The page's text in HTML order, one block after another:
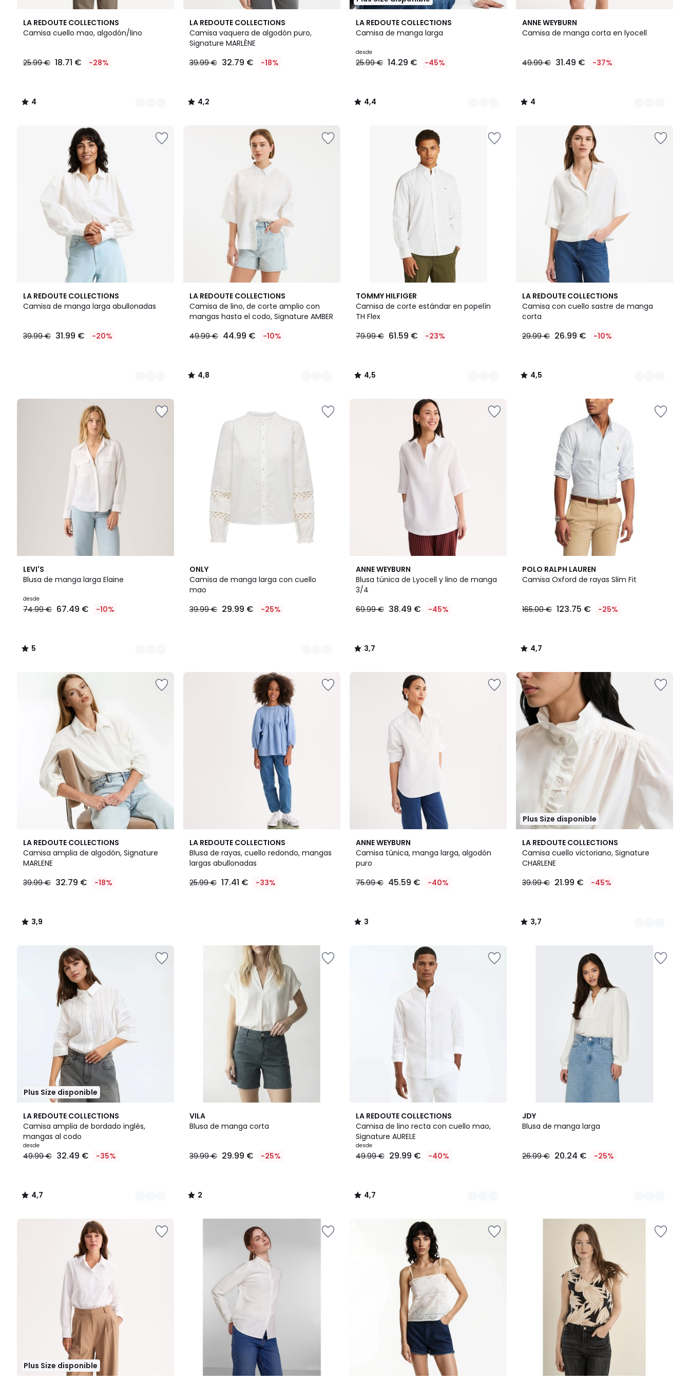
LA REDOUTE COLLECTIONS
Camisa cuello mao, algodón/lino
€
25.99
25.99 € 18.71 € -28%
4
/
2
Colores
4
/
LA REDOUTE COLLECTIONS
Camisa vaquera de algodón puro,
Signature MARLÈNE
39.99 € 32.79 € -18%
4,2
/ 5
4,2
/
LA REDOUTE COLLECTIONS
Camisa de manga larga
desde
25.99 € 14.29 € -45%
4,4
/ 5
3
Colores
4,4
/
ANNE WEYBURN
Camisa de manga corta en lyocell
49.99 € 31.49 € -37%
4
/
2
Colores
4
/
LA REDOUTE COLLECTIONS
Camisa de manga larga abullonadas
39.99 € 31.99 € -20%
2
Colores
LA REDOUTE COLLECTIONS
Camisa de lino, de corte amplio con
mangas hasta el codo, Signature AMBER
49.99 € 44.99 € -10%
4,8
/ 5
3
Colores
4,8
/
TOMMY HILFIGER
Camisa de corte estándar en popelín
TH Flex
79.99 € 61.59 € -23%
4,5
/ 5
3
Colores
4,5
/
LA REDOUTE COLLECTIONS
Camisa con cuello sastre de manga
corta
29.99 € 26.99 € -10%
4,5
/ 5
2
Colores
4,5
/
LEVI'S
Blusa de manga larga Elaine
desde
74.99 € 67.49 € -10%
5
/
3
Colores
5
/
ONLY
Camisa de manga larga con cuello
mao
39.99 € 29.99 € -25%
2
Colores
ANNE WEYBURN
Blusa túnica de Lyocell y lino de manga
3/4
69.99 € 38.49 € -45%
3,7
/ 5
3,7
/
POLO RALPH LAUREN
Camisa Oxford de rayas Slim Fit
165.00 € 123.75 € -25%
4,7
/ 5
4,7
/
LA REDOUTE COLLECTIONS
Camisa amplia de algodón, Signature
MARLENE
39.99 € 32.79 € -18%
3,9
/ 5
3,9
/
LA REDOUTE COLLECTIONS
Blusa de rayas, cuello redondo, mangas
largas abullonadas
25.99 € 17.41 € -33%
ANNE WEYBURN
Camisa túnica, manga larga, algodón
puro
75.99 € 45.59 € -40%
3
/
5
3
/
Plus Size disponible
LA REDOUTE COLLECTIONS
Camisa cuello victoriano, Signature
CHARLENE
39.99 € 21.99 € -45%
3,7
/ 5
2
Colores
3,7
/
Plus Size disponible
LA REDOUTE COLLECTIONS
Camisa amplia de bordado inglés,
mangas al codo
desde
49.99 € 32.49 € -35%
4,7
/ 5
3
Colores
4,7
/
VILA
Blusa de manga corta
39.99 € 29.99 € -25%
2
/
2
/
LA REDOUTE COLLECTIONS
Camisa de lino recta con cuello mao,
Signature AURELE
desde
49.99 € 29.99 € -40%
4,7
/ 5
8
Colores
4,7
/
JDY
Blusa de manga larga
26.99 € 20.24 € -25%
2
Colores
Plus Size disponible